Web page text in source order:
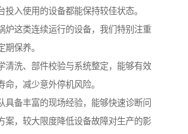
投入使用的设备都能保持较佳状态。
炉这类连续运行的设备，我们特别注重
期保养。
清洗、部件校验与系统整定，能够有效
命，减少意外停机风险。
具备丰富的现场经验，能够快速诊断问
案，较大限度降低设备故障对生产的影